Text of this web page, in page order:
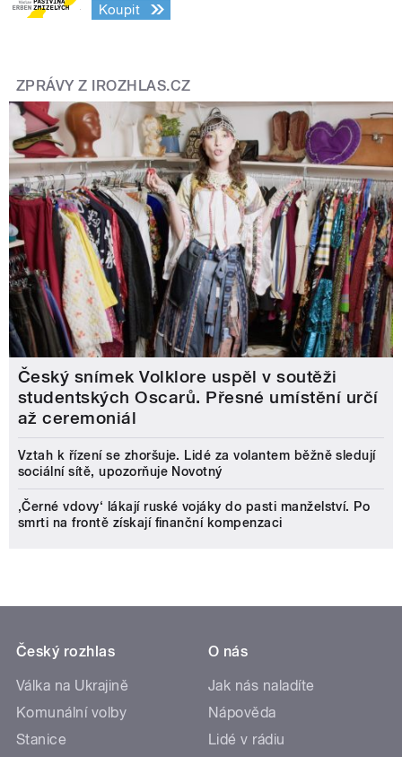
Koupit
ZPRÁVY Z IROZHLAS.CZ
Český snímek Volklore uspěl v soutěži
studentských Oscarů. Přesné umístění určí
až ceremoniál
Vztah k řízení se zhoršuje. Lidé za volantem běžně sledují
sociální sítě, upozorňuje Novotný
‚Černé vdovy‘ lákají ruské vojáky do pasti manželství. Po
smrti na frontě získají finanční kompenzaci
Český rozhlas
Válka na Ukrajině
Komunální volby
Stanice
O nás
Jak nás naladíte
Nápověda
Lidé v rádiu